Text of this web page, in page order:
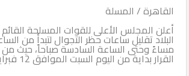
explores Saudi Arabia’s growing tourism industry
متحف التحنيط بالأقصر يحتفل غداً بذكرى مرور 26 عاماً على افتتاحه
قحت (حمالة الحطب).. العمالة وديمقراطية الدم في
القاهرة / المسلة
أعلن المجلس الأعلى للقوات المسلحة
البلاد تقليل ساعات حظر التجوال لتبدأ من
مساءً وحتى الساعة السادسة صباحاً، حيث من
القرار بداية من اليوم السبت الموافق 12 فبراير 2011.